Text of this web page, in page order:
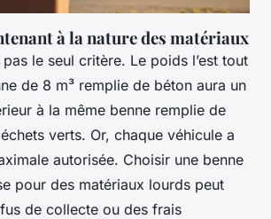
à la nature des matériaux
pas le seul critère. Le poids l’est tout
de 8 m³ remplie de béton aura un
à la même benne remplie de
verts. Or, chaque véhicule a
autorisée. Choisir une benne
pour des matériaux lourds peut
de collecte ou des frais